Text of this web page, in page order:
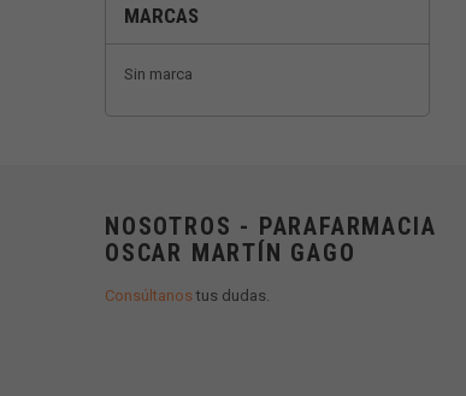
MARCAS
Sin marca
NOSOTROS - PARAFARMACIA
OSCAR MARTÍN GAGO
Consúltanostus dudas.